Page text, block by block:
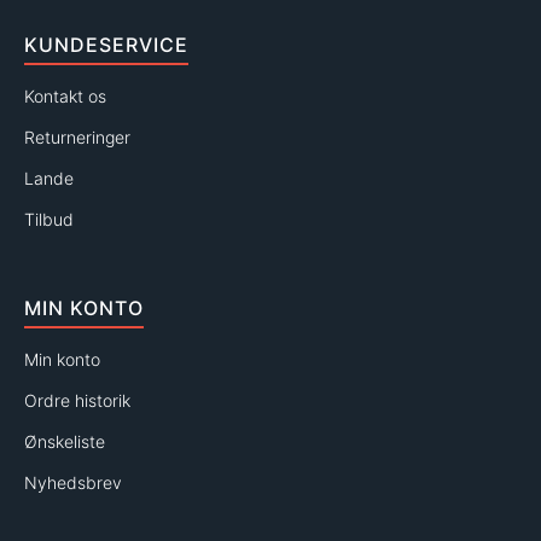
KUNDESERVICE
Kontakt os
Returneringer
Lande
Tilbud
MIN KONTO
Min konto
Ordre historik
Ønskeliste
Nyhedsbrev